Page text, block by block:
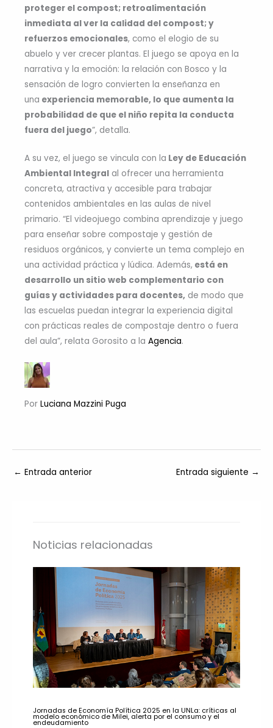
proteger el compost; retroalimentación
inmediata al ver la calidad del compost; y
refuerzos emocionales, como el elogio de su
abuelo y ver crecer plantas. El juego se apoya en la
narrativa y la emoción: la relación con Bosco y la
sensación de logro convierten la enseñanza en
una experiencia memorable, lo que aumenta la
probabilidad de que el niño repita la conducta
fuera del juego”, detalla.
A su vez, el juego se vincula con la Ley de Educación
Ambiental Integral al ofrecer una herramienta
concreta, atractiva y accesible para trabajar
contenidos ambientales en las aulas de nivel
primario. “El videojuego combina aprendizaje y juego
para enseñar sobre compostaje y gestión de
residuos orgánicos, y convierte un tema complejo en
una actividad práctica y lúdica. Además, está en
desarrollo un sitio web complementario con
guías y actividades para docentes, de modo que
las escuelas puedan integrar la experiencia digital
con prácticas reales de compostaje dentro o fuera
del aula”, relata Gorosito a la Agencia.
Por Luciana Mazzini Puga
← Entrada anterior Entrada siguiente →
Noticias relacionadas
Jornadas de Economía Política 2025 en la UNLa: críticas al
modelo económico de Milei, alerta por el consumo y el
endeudamiento